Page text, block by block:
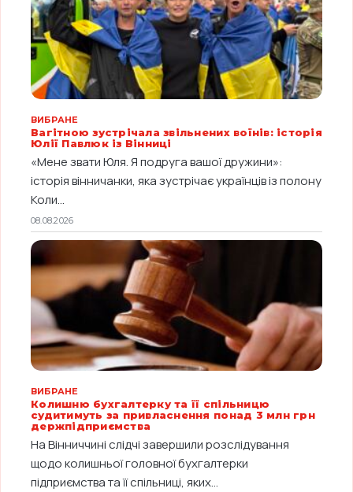
ВИБРАНЕ
Вагітною зустрічала звільнених воїнів: історія
Юлії Павлюк із Вінниці
«Мене звати Юля. Я подруга вашої дружини»:
історія вінничанки, яка зустрічає українців із полону
Коли...
08.08.2026
ВИБРАНЕ
Колишню бухгалтерку та її спільницю
судитимуть за привласнення понад 3 млн грн
держпідприємства
На Вінниччині слідчі завершили розслідування
щодо колишньої головної бухгалтерки
підприємства та її спільниці, яких...